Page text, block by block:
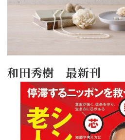
和田秀樹 最新刊